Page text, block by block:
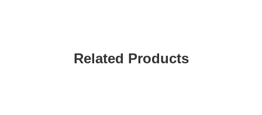
Related Products